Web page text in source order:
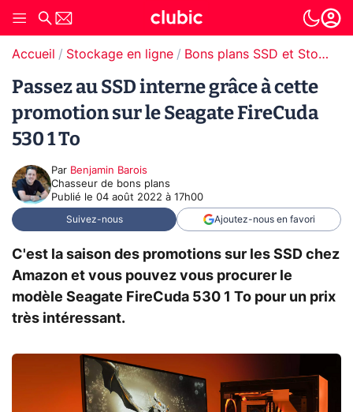
Accueil Stockage en ligne Bons plans SSD et Stockage
Passez au SSD interne grâce à cette
promotion sur le Seagate FireCuda
530 1 To
Par Benjamin Barois
Chasseur de bons plans
Publié le 04 août 2022 à 17h00
Suivez-nous Ajoutez-nous en favori
C'est la saison des promotions sur les SSD chez
Amazon et vous pouvez vous procurer le
modèle Seagate FireCuda 530 1 To pour un prix
très intéressant.